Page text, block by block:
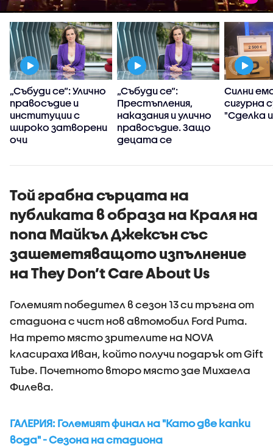
„Събуди се“: Улично
правосъдие и
институции с
широко затворени
очи
„Събуди се“:
Престъпления,
наказания и улично
правосъдие. Защо
децата се
убийци?
Силни
сигурна
"Сделка
Той грабна сърцата на
публиката в образа на Краля на
попа Майкъл Джексън със
зашеметяващото изпълнение
на They Don’t Care About Us
Големият победител в сезон 13 си тръгна от
стадиона с чист нов автомобил Ford Puma.
На трето място зрителите на NOVA
класираха Иван, който получи подарък от Gift
Tube. Почетното второ място зае Михаела
Филева.
ГАЛЕРИЯ: Големият финал на "Като две капки
вода" - Сезона на стадиона